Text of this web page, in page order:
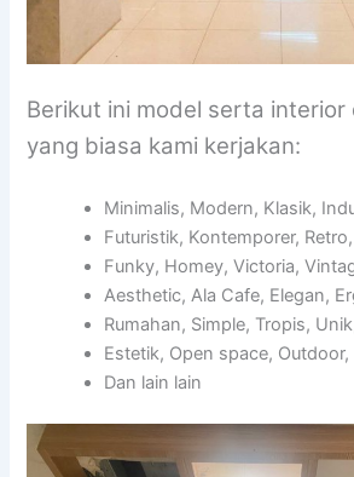
Berikut ini model serta
yang biasa kami kerjakan:
Minimalis, Modern, Klasik,
Futuristik, Kontemporer,
Funky, Homey, Victoria,
Aesthetic, Ala Cafe, Elegan,
Rumahan, Simple, Tropis,
Estetik, Open space,
Dan lain lain